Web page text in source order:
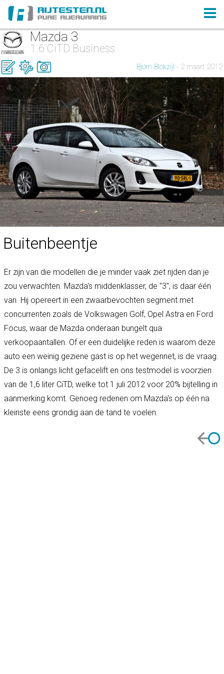
Mazda 3
1.6 CiTD Business
Bjorn Blokzijl - 2 maart 2012
Buitenbeentje
Er zijn van die modellen die je minder vaak ziet rijden dan je
zou verwachten. Mazda's middenklasser, de "3", is daar één
van. Hij opereert in een zwaarbevochten segment met
concurrenten zoals de Volkswagen Golf, Opel Astra en Ford
Focus, waar de Mazda onderaan bungelt qua
verkoopaantallen. Of er een duidelijke reden is waarom deze
auto een weinig geziene gast is op het wegennet, is de vraag.
De 3 is onlangs licht gefacelift en ons testmodel is voorzien
van de 1,6 liter CiTD, welke tot 1 juli 2012 voor 20% bijtelling in
aanmerking komt. Genoeg redenen om Mazda's op één na
kleinste eens grondig aan de tand te voelen.